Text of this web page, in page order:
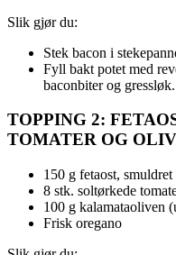
Slik gjør du:
Stek bacon i
Fyll bakt potet med
baconbiter og gressløk.
TOPPING 2:
TOMATER OG
150 g fetaost, smuldret
8 stk. soltørkede
100 g kalamataoliven
Frisk oregano